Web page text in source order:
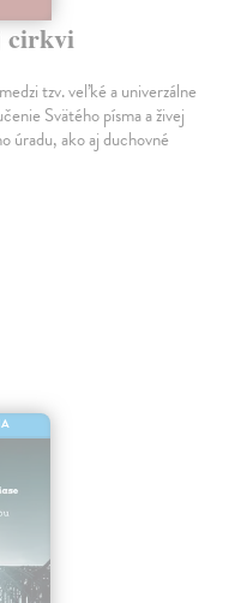
cirkvi
tzv. veľké a univerzálne
Svätého písma a živej
úradu, ako aj duchovné